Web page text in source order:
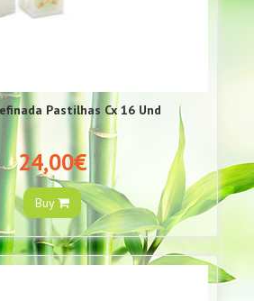
Pastilhas Cx 16 Und
24,00€
Buy